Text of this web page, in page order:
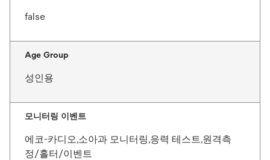
false
Age Group
성인용
모니터링 이벤트
에코-카디오,소아과 모니터링,응력 테스트,원격측
정/홀터/이벤트